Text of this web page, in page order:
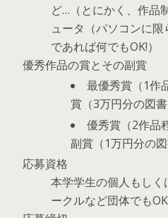
ど…（とにかく、作品
ュータ（パソコンに
であれば何でもOK!）
優秀作品の賞とその副賞
最優秀賞（1作
賞（3万円分の図
優秀賞（2作品
副賞（1万円分の
応募資格
本学学生の個人もし
ークルなど団体でもOK